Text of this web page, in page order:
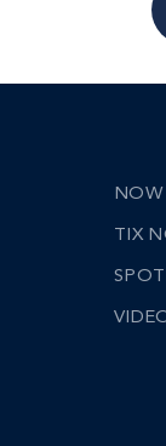
NOW
TIX